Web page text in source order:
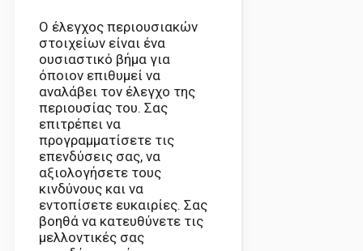
Ο έλεγχος περιουσιακών
στοιχείων είναι ένα
ουσιαστικό βήμα για
όποιον επιθυμεί να
αναλάβει τον έλεγχο της
περιουσίας του. Σας
επιτρέπει να
προγραμματίσετε τις
επενδύσεις σας, να
αξιολογήσετε τους
κινδύνους και να
εντοπίσετε ευκαιρίες. Σας
βοηθά να κατευθύνετε τις
μελλοντικές σας